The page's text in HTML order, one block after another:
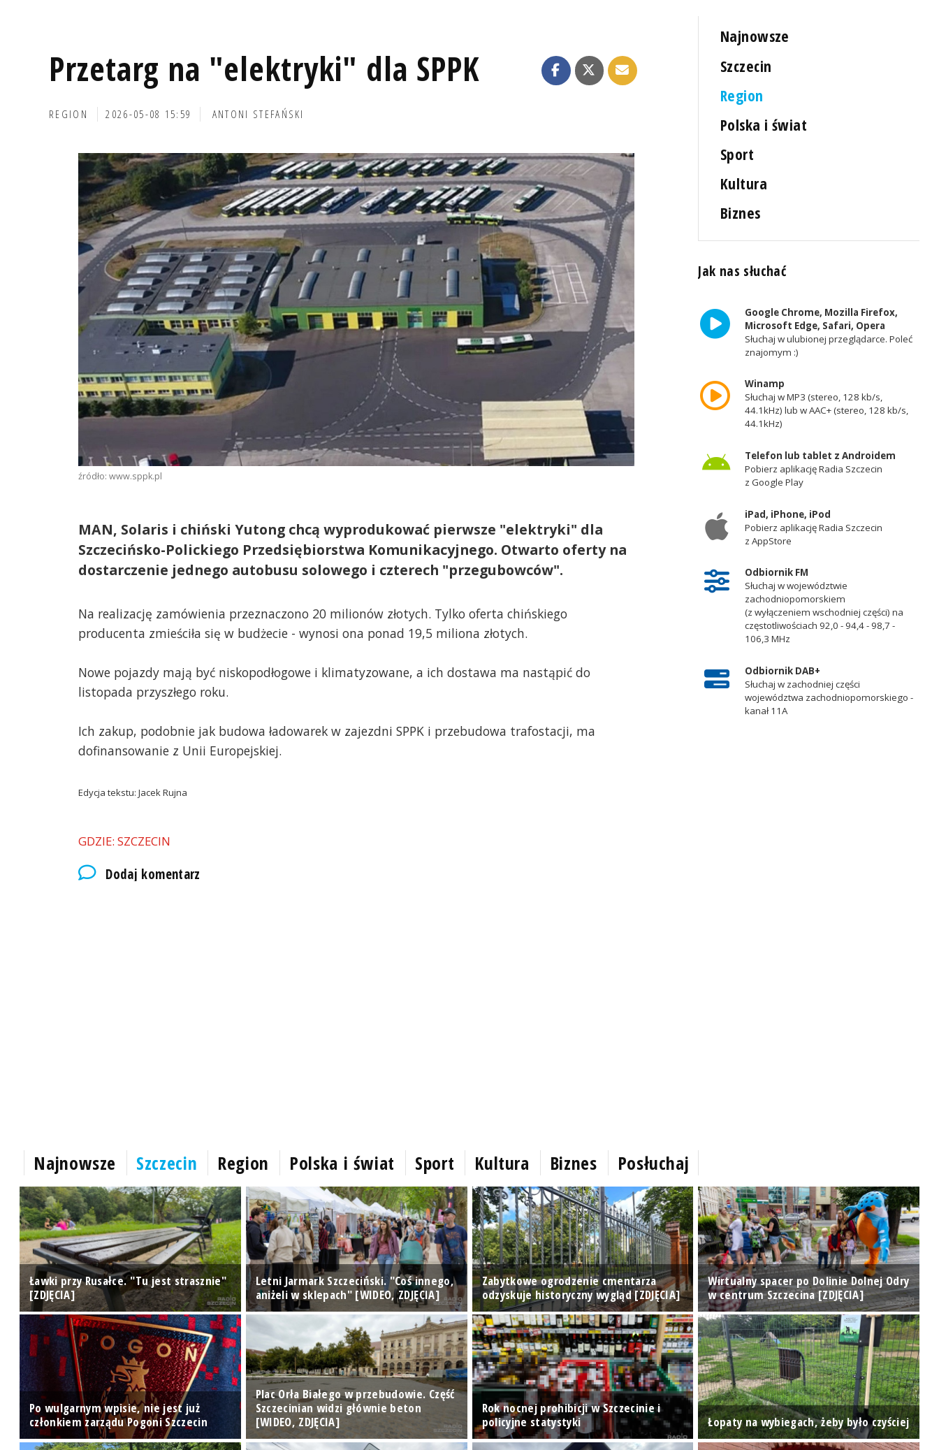
Przetarg na "elektryki" dla SPPK
REGION 2026-05-08 15:59 ANTONI STEFAŃSKI
źródło: www.sppk.pl
MAN, Solaris i chiński Yutong chcą wyprodukować pierwsze "elektryki" dla
Szczecińsko-Polickiego Przedsiębiorstwa Komunikacyjnego. Otwarto oferty na
dostarczenie jednego autobusu solowego i czterech "przegubowców".
Na realizację zamówienia przeznaczono 20 milionów złotych. Tylko oferta chińskiego
producenta zmieściła się w budżecie - wynosi ona ponad 19,5 miliona złotych.
Nowe pojazdy mają być niskopodłogowe i klimatyzowane, a ich dostawa ma nastąpić do
listopada przyszłego roku.
Ich zakup, podobnie jak budowa ładowarek w zajezdni SPPK i przebudowa trafostacji, ma
dofinansowanie z Unii Europejskiej.
Edycja tekstu: Jacek Rujna
GDZIE: SZCZECIN
Dodaj komentarz
Najnowsze
Szczecin
Region
Polska i świat
Sport
Kultura
Biznes
Jak nas słuchać
Google Chrome, Mozilla Firefox,
Microsoft Edge, Safari, Opera
Słuchaj w ulubionej przeglądarce. Poleć
znajomym :)
Winamp
Słuchaj w MP3 (stereo, 128 kb/s,
44.1kHz) lub w AAC+ (stereo, 128 kb/s,
44.1kHz)
Telefon lub tablet z Androidem
Pobierz aplikację Radia Szczecin
z Google Play
iPad, iPhone, iPod
Pobierz aplikację Radia Szczecin
z AppStore
Odbiornik FM
Słuchaj w województwie
zachodniopomorskiem
(z wyłączeniem wschodniej części) na
częstotliwościach 92,0 - 94,4 - 98,7 -
106,3 MHz
Odbiornik DAB+
Słuchaj w zachodniej części
województwa zachodniopomorskiego -
kanał 11A
Najnowsze Szczecin Region Polska i świat Sport Kultura Biznes Posłuchaj
Ławki przy Rusałce. "Tu jest strasznie"
[ZDJĘCIA]
Letni Jarmark Szczeciński. "Coś innego,
aniżeli w sklepach" [WIDEO, ZDJĘCIA]
Zabytkowe ogrodzenie cmentarza
odzyskuje historyczny wygląd [ZDJĘCIA]
Wirtualny spacer po Dolinie Dolnej Odry
w centrum Szczecina [ZDJĘCIA]
Po wulgarnym wpisie, nie jest już
członkiem zarządu Pogoni Szczecin
Plac Orła Białego w przebudowie. Część
Szczecinian widzi głównie beton
[WIDEO, ZDJĘCIA]
Rok nocnej prohibicji w Szczecinie i
policyjne statystyki
Łopaty na wybiegach, żeby było czyściej